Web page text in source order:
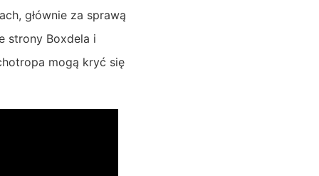
głównie za sprawą
strony Boxdela i
mogą kryć się